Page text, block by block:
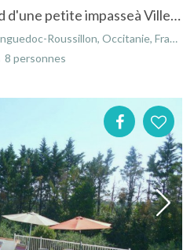
Villa avec piscine au fond d'une petite impasseà Villevieille
Roussillon, Occitanie, France
8 personnes